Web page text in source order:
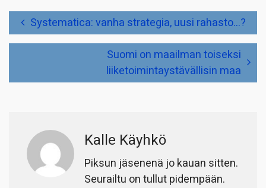
Artikkelien
selausSystematica: vanha strategia, uusi rahasto…?
Suomi on maailman toiseksi
liiketoimintaystävällisin maa
Kalle Käyhkö
Piksun jäsenenä jo kauan sitten.
Seurailtu on tullut pidempään.